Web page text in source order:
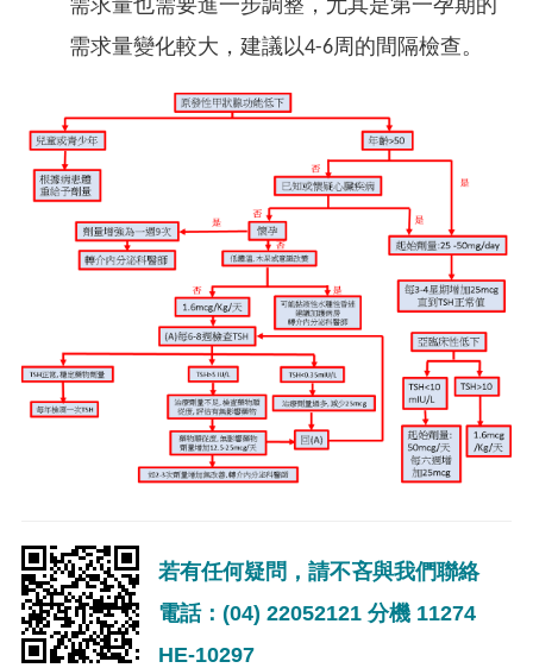
需求量也需要進一步調整，尤其是第一孕期的
需求量變化較大，建議以4-6周的間隔檢查。
若有任何疑問，請不吝與我們聯絡
電話：(04) 22052121 分機 11274
HE-10297